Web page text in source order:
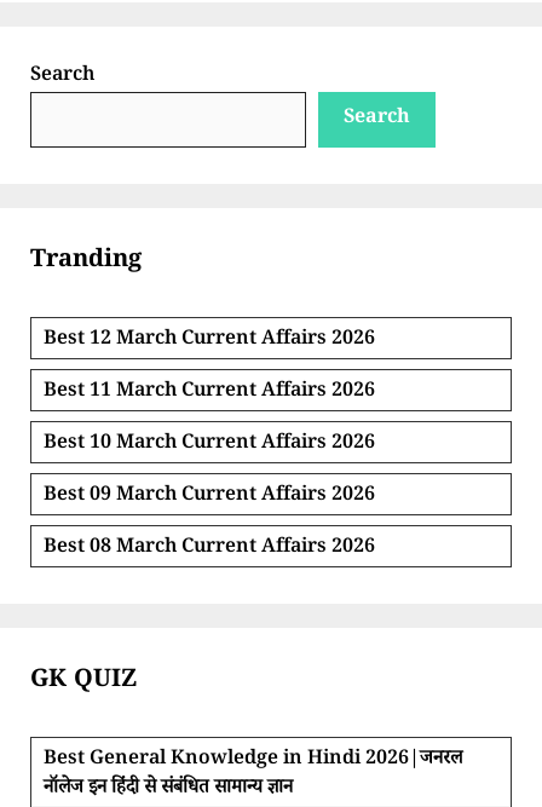
Search
Search
Tranding
Best 12 March Current Affairs 2026
Best 11 March Current Affairs 2026
Best 10 March Current Affairs 2026
Best 09 March Current Affairs 2026
Best 08 March Current Affairs 2026
GK QUIZ
Best General Knowledge in Hindi 2026|जनरल
नॉलेज इन हिंदी से संबंधित सामान्य ज्ञान